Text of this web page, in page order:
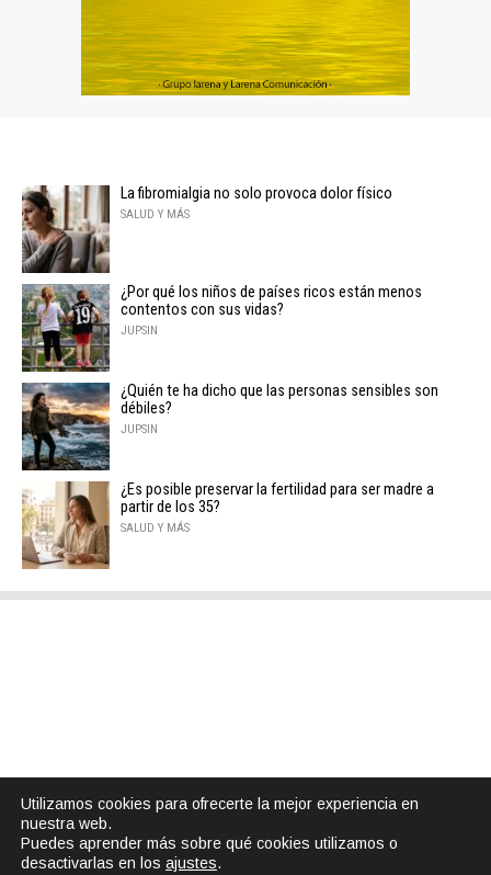
La fibromialgia no solo provoca dolor físico
SALUD Y MÁS
¿Por qué los niños de países ricos están menos
contentos con sus vidas?
JUPSIN
¿Quién te ha dicho que las personas sensibles son
débiles?
JUPSIN
¿Es posible preservar la fertilidad para ser madre a
partir de los 35?
SALUD Y MÁS
Utilizamos cookies para ofrecerte la mejor experiencia en
nuestra web.
Puedes aprender más sobre qué cookies utilizamos o
desactivarlas en los ajustes.